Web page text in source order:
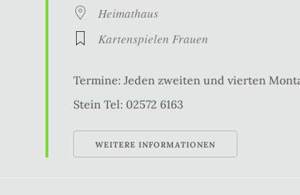
Heimathaus
Kartenspielen Frauen
Termine: Jeden zweiten und vierten
Stein Tel: 02572 6163
WEITERE INFORMATIONEN